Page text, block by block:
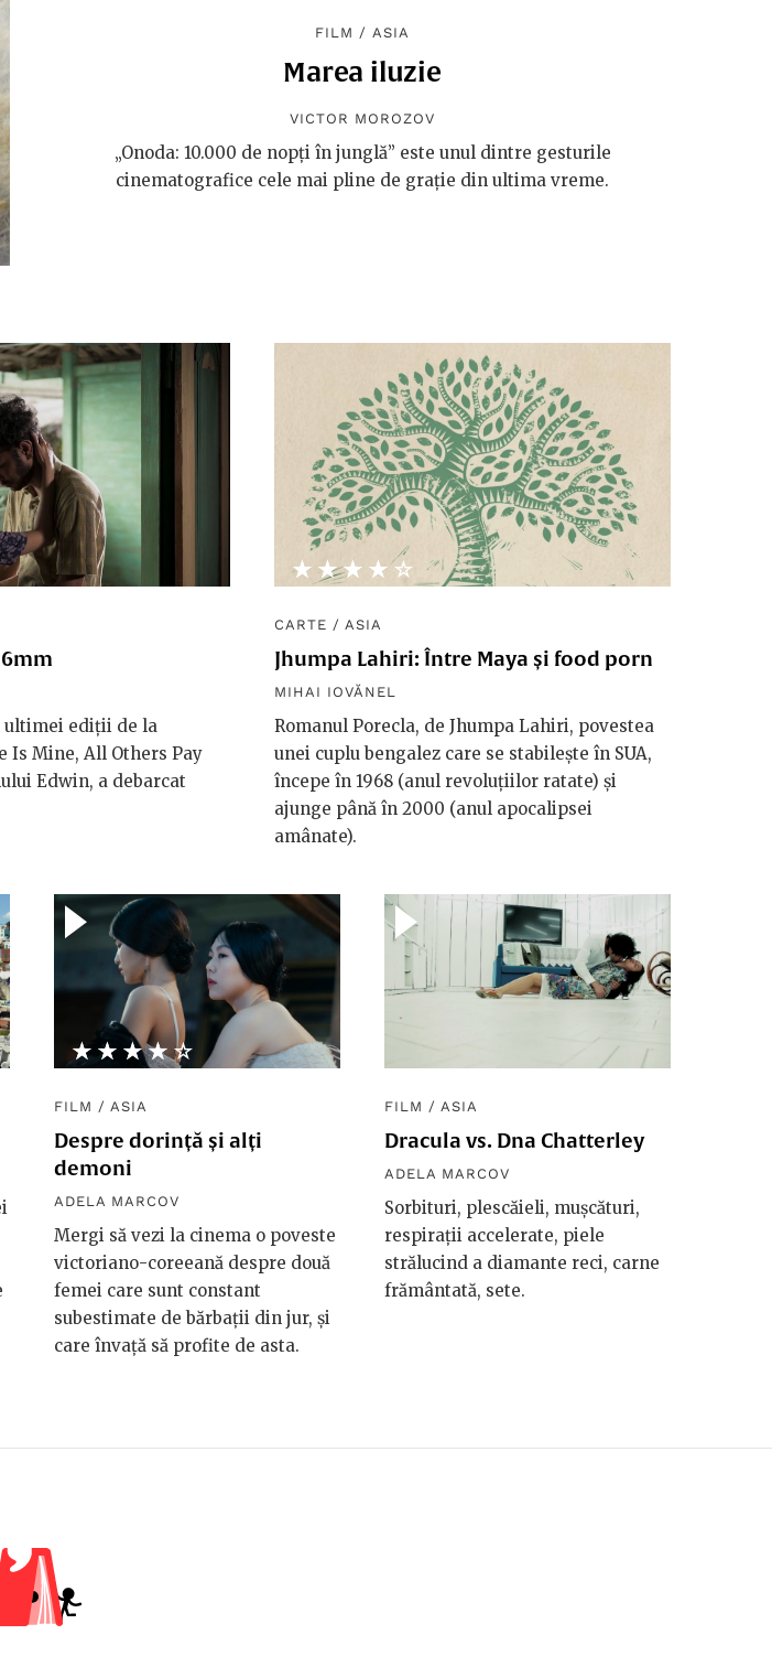
FILM / ASIA
Marea iluzie
VICTOR MOROZOV
„Onoda: 10.000 de nopți în junglă” este unul dintre gesturile
cinematografice cele mai pline de grație din ultima vreme.
ultimei ediții de la
Is Mine, All Others Pay
Edwin, a debarcat
★★★★★
☆☆☆☆☆
CARTE / ASIA
Jhumpa Lahiri: Între Maya și food porn
MIHAI IOVĂNEL
Romanul Porecla, de Jhumpa Lahiri, povestea
unei cuplu bengalez care se stabilește în SUA,
începe în 1968 (anul revoluțiilor ratate) și
ajunge până în 2000 (anul apocalipsei
amânate).
★★★★★
☆☆☆☆☆
FILM /ASIA
Despre dorință și alți
demoni
ADELA MARCOV
Mergi să vezi la cinema o poveste
victoriano-coreeană despre două
femei care sunt constant
subestimate de bărbaţii din jur, şi
care învaţă să profite de asta.
FILM /ASIA
Dracula vs. Dna Chatterley
ADELA MARCOV
Sorbituri, plescăieli, muşcături,
respiraţii accelerate, piele
strălucind a diamante reci, carne
frământată, sete.